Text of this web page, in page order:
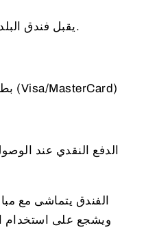
يقبل فندق البلد الطيب خيارات دفع متعددة.
بطاقات الخصم والائتمان (Visa/MasterCard)
الدفع النقدي عند
الفندق يتماشى مع
ويشجع على استخدام